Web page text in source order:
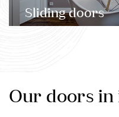
Sliding doors
Our doors